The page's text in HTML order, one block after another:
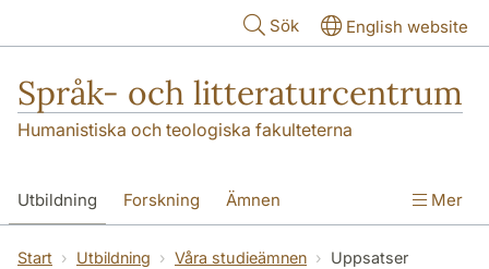
Sök English website
Språk- och litteraturcentrum
Humanistiska och teologiska fakulteterna
Utbildning Forskning Ämnen
SOL-husen Kontakt Institutionen
Mer
Start Utbildning Våra studieämnen
Uppsatser